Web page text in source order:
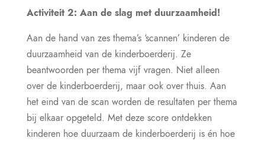
Activiteit 2: Aan de slag met duurzaamheid!
Aan de hand van zes thema’s ‘scannen’ kinderen de
duurzaamheid van de kinderboerderij. Ze
beantwoorden per thema vijf vragen. Niet alleen
over de kinderboerderij, maar ook over thuis. Aan
het eind van de scan worden de resultaten per thema
bij elkaar opgeteld. Met deze score ontdekken
kinderen hoe duurzaam de kinderboerderij is én hoe